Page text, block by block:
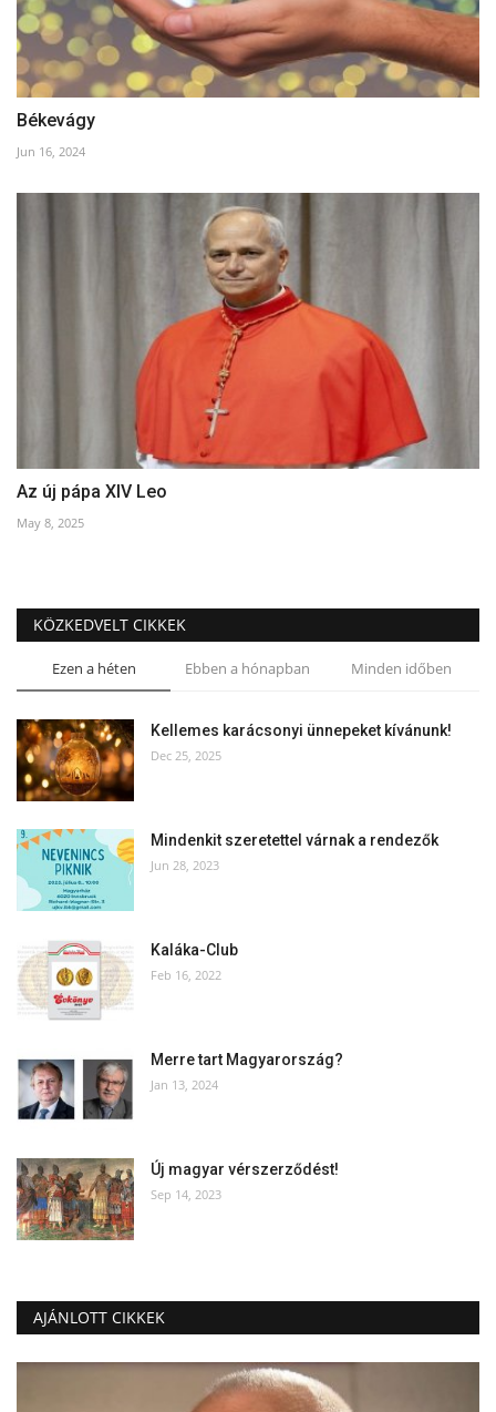
Békevágy
Jun 16, 2024
Az új pápa XIV Leo
May 8, 2025
KÖZKEDVELT CIKKEK
Ezen a héten Ebben a hónapban Minden időben
Kellemes karácsonyi ünnepeket kívánunk!
Dec 25, 2025
Mindenkit szeretettel várnak a rendezők
Jun 28, 2023
Kaláka-Club
Feb 16, 2022
Merre tart Magyarország?
Jan 13, 2024
Új magyar vérszerződést!
Sep 14, 2023
AJÁNLOTT CIKKEK